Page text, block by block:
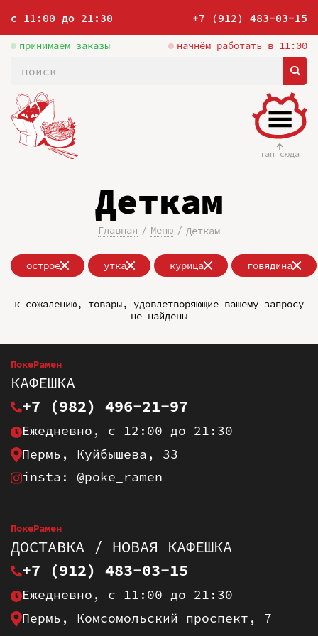
с 11:00 до 21:30 +7 (912) 483-03-15
принимаем заказы начнём работать в 11:00
тап сюда
Деткам
Главная Меню Деткам
острое утка курица говядина
к сожалению, товары, удовлетворяющие вашему запросу
не найдены
ПокеРамен
КАФЕШКА
+7 (982) 496-21-97
Ежедневно, с 12:00 до 21:30
Пермь, Куйбышева, 33
insta: @poke_ramen
ПокеРамен
ДОСТАВКА / НОВАЯ КАФЕШКА
+7 (912) 483-03-15
Ежедневно, с 11:00 до 21:30
Пермь, Комсомольский проспект, 7